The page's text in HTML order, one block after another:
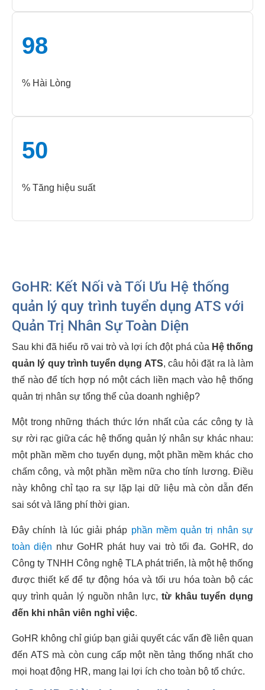
98
% Hài Lòng
50
% Tăng hiệu suất
GoHR: Kết Nối và Tối Ưu Hệ thống
quản lý quy trình tuyển dụng ATS với
Quản Trị Nhân Sự Toàn Diện
Sau khi đã hiểu rõ vai trò và lợi ích đột phá của Hệ thống
quản lý quy trình tuyển dụng ATS, câu hỏi đặt ra là làm
thế nào để tích hợp nó một cách liền mạch vào hệ thống
quản trị nhân sự tổng thể của doanh nghiệp?
Một trong những thách thức lớn nhất của các công ty là
sự rời rạc giữa các hệ thống quản lý nhân sự khác nhau:
một phần mềm cho tuyển dụng, một phần mềm khác cho
chấm công, và một phần mềm nữa cho tính lương. Điều
này không chỉ tạo ra sự lặp lại dữ liệu mà còn dẫn đến
sai sót và lãng phí thời gian.
Đây chính là lúc giải pháp phần mềm quản trị nhân sự
toàn diện như GoHR phát huy vai trò tối đa. GoHR, do
Công ty TNHH Công nghệ TLA phát triển, là một hệ thống
được thiết kế để tự động hóa và tối ưu hóa toàn bộ các
quy trình quản lý nguồn nhân lực, từ khâu tuyển dụng
đến khi nhân viên nghỉ việc.
GoHR không chỉ giúp bạn giải quyết các vấn đề liên quan
đến ATS mà còn cung cấp một nền tảng thống nhất cho
mọi hoạt động HR, mang lại lợi ích cho toàn bộ tổ chức.